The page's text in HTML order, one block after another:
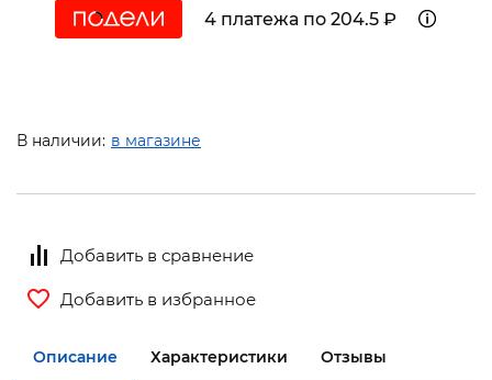
4 платежа по 204.5 ₽
В наличии: в магазине
Добавить в сравнение
Добавить в избранное
Описание Характеристики Отзывы